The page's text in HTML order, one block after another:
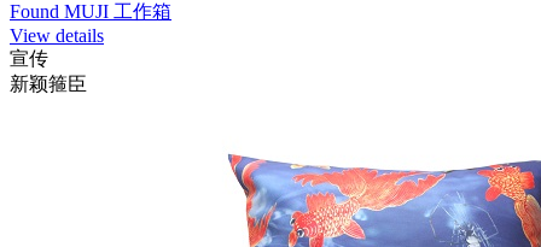
Found MUJI 工作箱
View details
宣传
新颖箍臣